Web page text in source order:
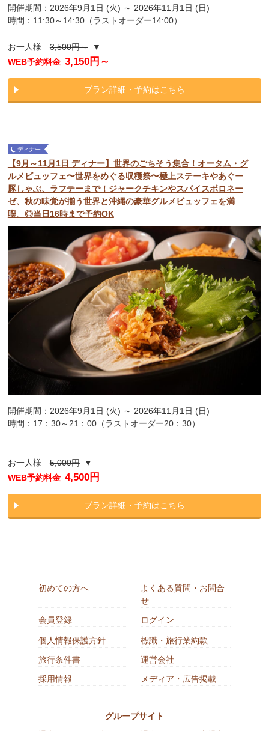
開催期間：2026年9月1日 (火) ～ 2026年11月1日 (日)
時間：11:30～14:30（ラストオーダー14:00）
お一人様3,500円～▼
WEB予約料金 3,150円～
プラン詳細・予約はこちら
【9月～11月1日 ディナー】世界のごちそう集合！オータム・グ
ルメビュッフェ〜世界をめぐる収穫祭〜極上ステーキやあぐー
豚しゃぶ、ラフテーまで！ジャークチキンやスパイスボロネー
ゼ、秋の味覚が揃う世界と沖縄の豪華グルメビュッフェを満
喫。◎当日16時まで予約OK
開催期間：2026年9月1日 (火) ～ 2026年11月1日 (日)
時間：17：30～21：00（ラストオーダー20：30）
お一人様5,000円▼
WEB予約料金 4,500円
プラン詳細・予約はこちら
初めての方へ
よくある質問・お問合
せ
会員登録
ログイン
個人情報保護方針
標識・旅行業約款
旅行条件書
運営会社
採用情報
メディア・広告掲載
グループサイト